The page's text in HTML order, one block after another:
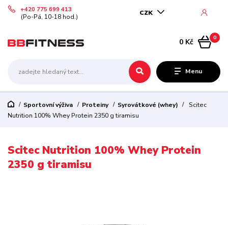
Menu
CZK
+420 775 699 413
(Po-Pá, 10-18 hod.)
0
0 Kč
Sportovní výživa Proteiny Syrovátkové (whey)
Scitec
Nutrition 100% Whey Protein 2350 g tiramisu
Scitec Nutrition 100% Whey Protein
2350 g tiramisu